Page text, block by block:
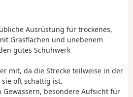
Ausrüstung für trockenes,
Grasflächen und unebenem
gutes Schuhwerk
mit, da die Strecke teilweise in der
oft schattig ist.
Gewässern, besondere Aufsicht für